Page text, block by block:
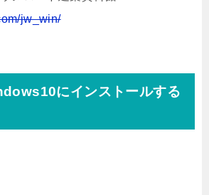
jw_win/
にインストールする